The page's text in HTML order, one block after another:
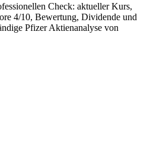
Check: aktueller Kurs,
4/10, Bewertung, Dividende und
PfizerAktienanalyse von